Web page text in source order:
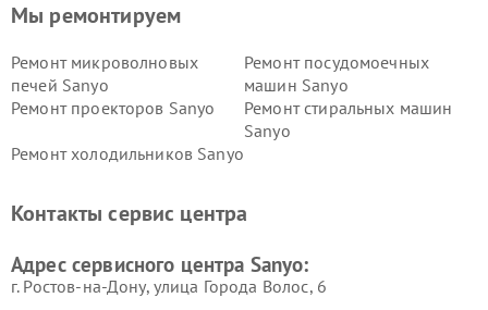
Мы ремонтируем
Ремонт микроволновых
печей Sanyo
Ремонт посудомоечных
машин Sanyo
Ремонт проекторов Sanyo
Ремонт стиральных машин
Sanyo
Ремонт холодильников Sanyo
Контакты сервис центра
Адрес сервисного центра Sanyo:
г. Ростов-на-Дону, улица Города Волос, 6